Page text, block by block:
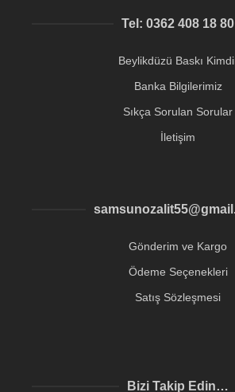
Tel: 0362 408 18 80
Beylikdüzü Baskı
Banka Bilgilerimiz
Sıkça Sorulan Sorular
İletişim
Gönderim ve Kargo
Ödeme Seçenekleri
Satış Sözleşmesi
Bizi Takip Edin…